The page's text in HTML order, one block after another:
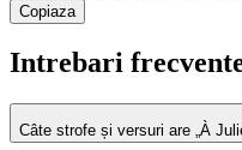
Copiaza
Intrebari
Câte strofe și versuri are „À